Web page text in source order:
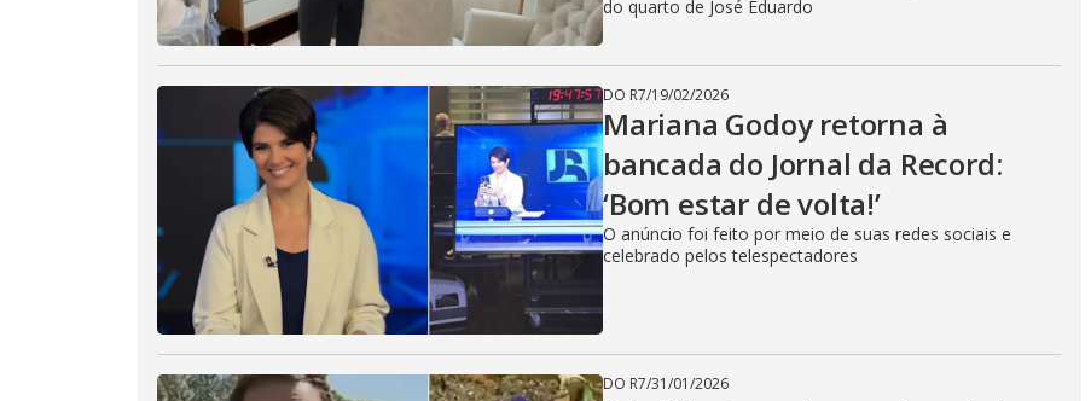
do quarto de José Eduardo
DO R7/19/02/2026
Mariana Godoy retorna à
bancada do Jornal da Record:
‘Bom estar de volta!’
O anúncio foi feito por meio de suas redes sociais e
celebrado pelos telespectadores
DO R7/31/01/2026